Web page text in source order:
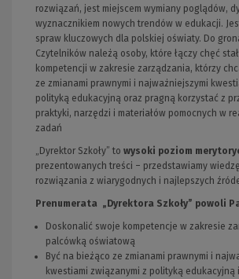
rozwiązań, jest miejscem wymiany poglądów,
wyznacznikiem nowych trendów w edukacji.
spraw kluczowych dla polskiej oświaty. Do
Czytelników należą osoby, które łączy chęć
kompetencji w zakresie zarządzania, którzy
ze zmianami prawnymi i najważniejszymi
polityką edukacyjną oraz pragną korzystać z
praktyki, narzędzi i materiałów pomocnych w
zadań
„Dyrektor Szkoły” to wysoki poziom
prezentowanych treści – przedstawiamy
rozwiązania z wiarygodnych i najlepszych
Prenumerata „Dyrektora Szkoły” powoli
Doskonalić swoje kompetencje w zakresie
palcówką oświatową
Być na bieżąco ze zmianami prawnymi i
kwestiami związanymi z polityką edukacyjną